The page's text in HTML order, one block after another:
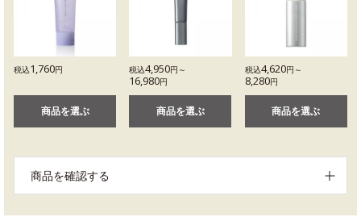
税込1,760円
商品を選ぶ
税込4,950円～
16,980円
商品を選ぶ
税込4,620円～
8,280円
商品を選ぶ
商品を確認する